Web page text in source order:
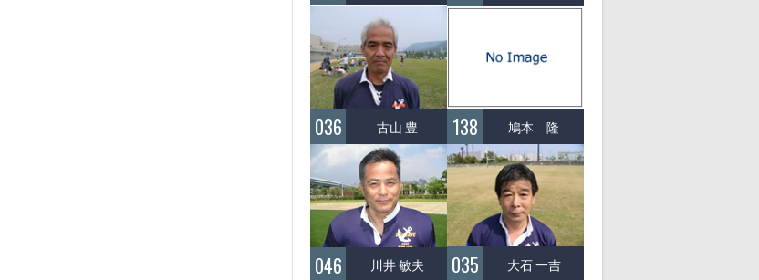
036 古山 豊 138 鳩本 隆
046 川井 敏夫 035 大石 一吉